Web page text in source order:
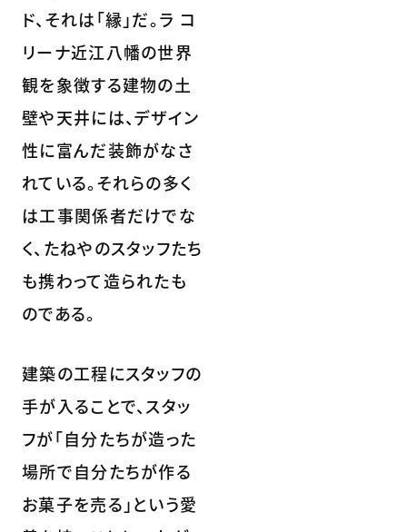
ド、それは「縁」だ。ラ コ
リーナ近江八幡の世界
観を象徴する建物の土
壁や天井には、デザイン
性に富んだ装飾がなさ
れている。それらの多く
は工事関係者だけでな
く、たねやのスタッフたち
も携わって造られたも
のである。
建築の工程にスタッフの
手が入ることで、スタッ
フが「自分たちが造った
場所で自分たちが作る
お菓子を売る」という愛